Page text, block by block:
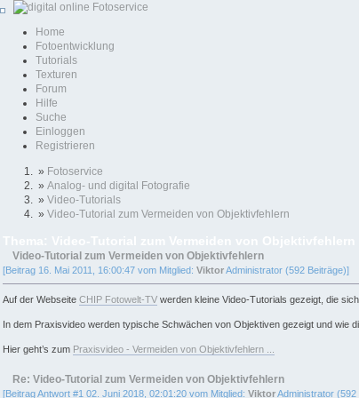
Home
Fotoentwicklung
Tutorials
Texturen
Forum
Hilfe
Suche
Einloggen
Registrieren
» Fotoservice
» Analog- und digital Fotografie
» Video-Tutorials
» Video-Tutorial zum Vermeiden von Objektivfehlern
Video-Tutorial zum Vermeiden von Objektivfehlern
[Beitrag 16. Mai 2011, 16:00:47 vom Mitglied: ViktorAdministrator (592 Beiträge)]
Auf der Webseite CHIP Fotowelt-TV werden kleine Video-Tutorials gezeigt, die
In dem Praxisvideo werden typische Schwächen von Objektiven gezeigt und wie
Hier geht’s zum Praxisvideo - Vermeiden von Objektivfehlern ...
Re: Video-Tutorial zum Vermeiden von Objektivfehlern
[Beitrag Antwort #1 02. Juni 2018, 02:01:20 vom Mitglied: ViktorAdministrator (592